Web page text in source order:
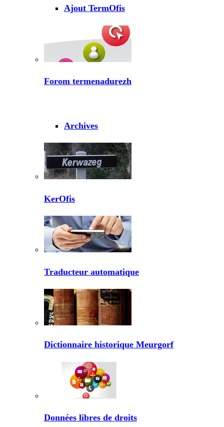
Ajout TermOfis
Forom termenadurezh
Archives
KerOfis
Traducteur automatique
Dictionnaire historique Meurgorf
Données libres de droits